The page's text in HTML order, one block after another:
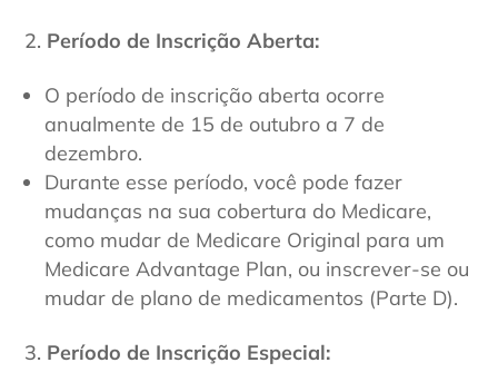
Período de Inscrição Aberta:
O período de inscrição aberta ocorre
anualmente de 15 de outubro a 7 de
dezembro.
Durante esse período, você pode fazer
mudanças na sua cobertura do Medicare,
como mudar de Medicare Original para um
Medicare Advantage Plan, ou inscrever-se ou
mudar de plano de medicamentos (Parte D).
Período de Inscrição Especial: